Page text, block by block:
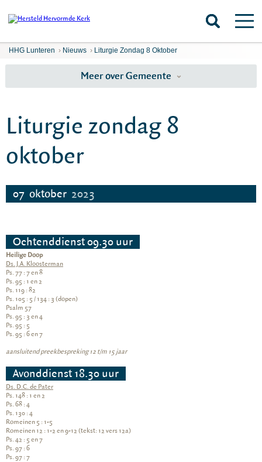
HHG Lunteren › Nieuws › Liturgie Zondag 8 Oktober
Meer over Gemeente
Liturgie zondag 8
oktober
07 oktober 2023
Ochtenddienst 09.30 uur
Heilige Doop
Ds. J.A. Kloosterman
Ps. 77 : 7 en 8
Ps. 95 : 1 en 2
Ps. 119 : 82
Ps. 105 : 5 / 134 : 3 (dopen)
Psalm 57
Ps. 95 : 3 en 4
Ps. 95 : 5
Ps. 95 : 6 en 7
aansluitend preekbespreking 12 t/m 15 jaar
Avonddienst 18.30 uur
Ds. D.C. de Pater
Ps. 148 : 1 en 2
Ps. 68 : 4
Ps. 130 : 4
Romeinen 5 : 1-5
Romeinen 12 : 1-2 en 9-12 (tekst: 12 vers 12a)
Ps. 42 : 5 en 7
Ps. 97 : 6
Ps. 97 : 7